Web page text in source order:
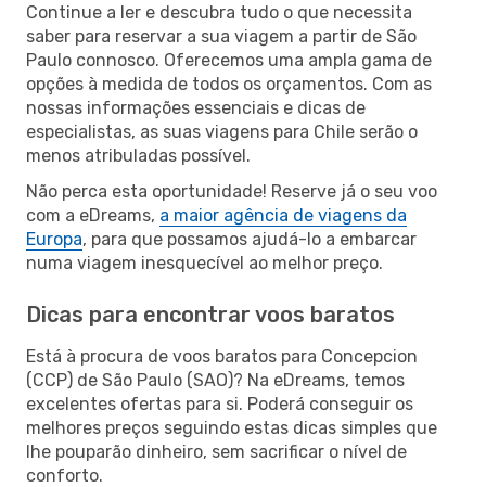
Continue a ler e descubra tudo o que necessita
saber para reservar a sua viagem a partir de São
Paulo connosco. Oferecemos uma ampla gama de
opções à medida de todos os orçamentos. Com as
nossas informações essenciais e dicas de
especialistas, as suas viagens para Chile serão o
menos atribuladas possível.
Não perca esta oportunidade! Reserve já o seu voo
com a eDreams, a maior agência de viagens da
Europa, para que possamos ajudá-lo a embarcar
numa viagem inesquecível ao melhor preço.
Dicas para encontrar voos baratos
Está à procura de voos baratos para Concepcion
(CCP) de São Paulo (SAO)? Na eDreams, temos
excelentes ofertas para si. Poderá conseguir os
melhores preços seguindo estas dicas simples que
lhe pouparão dinheiro, sem sacrificar o nível de
conforto.